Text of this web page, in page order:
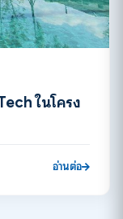
ในโครง
อ่านต่อ